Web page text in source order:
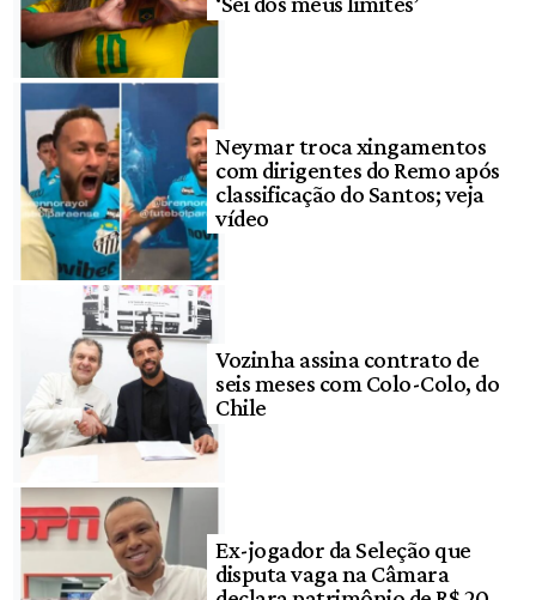
Neymar troca xingamentos
com dirigentes do Remo após
classificação do Santos; veja
vídeo
Vozinha assina contrato de
seis meses com Colo-Colo, do
Chile
Ex-jogador da Seleção que
disputa vaga na Câmara